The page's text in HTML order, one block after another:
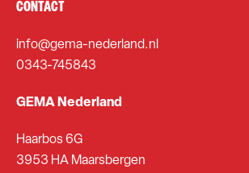
CONTACT
info@gema-nederland.nl
0343-745843
GEMA Nederland
Haarbos 6G
3953 HA Maarsbergen